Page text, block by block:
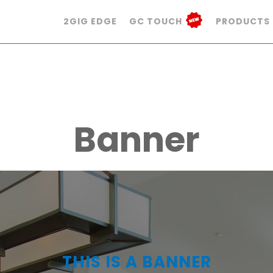
2GIG EDGE GC TOUCH PRODUCTS
Banner
THIS IS A BANNER